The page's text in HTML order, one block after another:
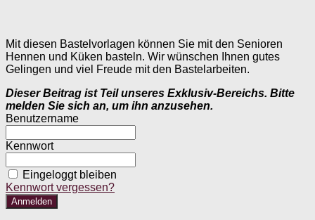
Mit diesen Bastelvorlagen können Sie mit den Senioren
Hennen und Küken basteln. Wir wünschen Ihnen gutes
Gelingen und viel Freude mit den Bastelarbeiten.
Dieser Beitrag ist Teil unseres Exklusiv-Bereichs. Bitte
melden Sie sich an, um ihn anzusehen.
Benutzername
Kennwort
Eingeloggt bleiben
Kennwort vergessen?